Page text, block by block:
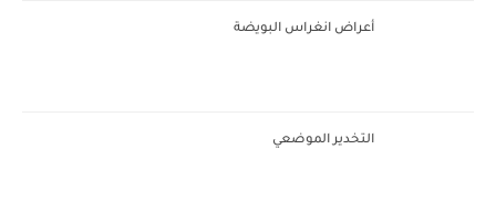
أعراض انغراس البويضة
التخدير الموضعي